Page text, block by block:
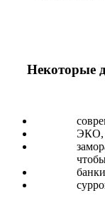
Некоторые
ЭКО,